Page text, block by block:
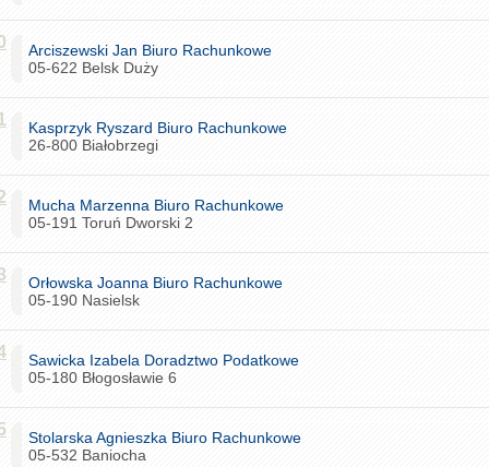
Arciszewski Jan Biuro Rachunkowe
05-622 Belsk Duży
Kasprzyk Ryszard Biuro Rachunkowe
26-800 Białobrzegi
Mucha Marzenna Biuro Rachunkowe
05-191 Toruń Dworski 2
Orłowska Joanna Biuro Rachunkowe
05-190 Nasielsk
Sawicka Izabela Doradztwo Podatkowe
05-180 Błogosławie 6
Stolarska Agnieszka Biuro Rachunkowe
05-532 Baniocha